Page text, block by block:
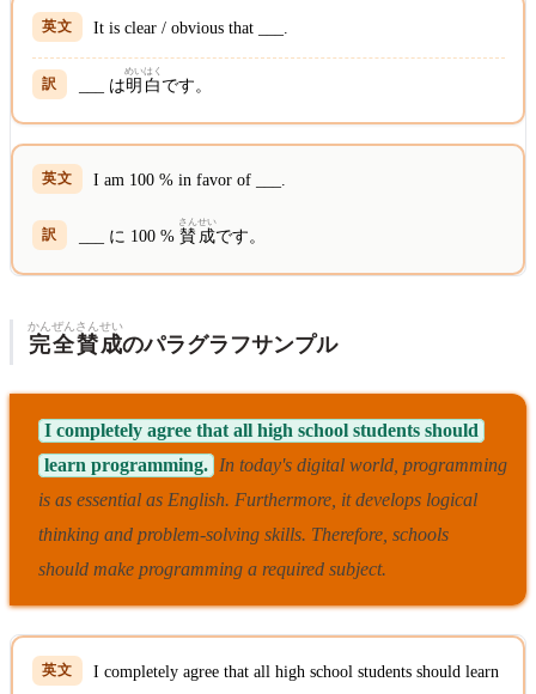
It is clear / obvious that ___.
___ は明
めい
白
はく
です。
I am 100 % in favor of ___.
___ に 100 %賛
さん
成
せい
です。
完
かん
全
ぜん
賛
さん
成
せい
のパラグラフサンプル
I completely agree that all high school students should
learn programming. In today's digital world, programming
is as essential as English. Furthermore, it develops logical
thinking and problem-solving skills. Therefore, schools
should make programming a required subject.
I completely agree that all high school students should learn